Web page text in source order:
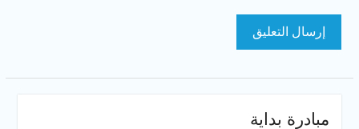
مبادرة بداية